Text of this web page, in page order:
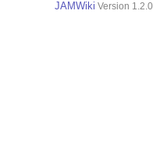
JAMWiki Version 1.2.0